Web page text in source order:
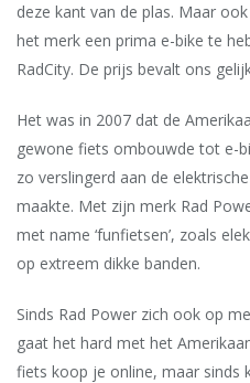
deze kant van de plas. Maar
het merk een prima e-bike te
RadCity. De prijs bevalt ons
Het was in 2007 dat de
gewone fiets ombouwde tot e-
zo verslingerd aan de
maakte. Met zijn merk Rad
met name ‘funfietsen’, zoals
op extreem dikke banden.
Sinds Rad Power zich ook op
gaat het hard met het
fiets koop je online, maar sinds